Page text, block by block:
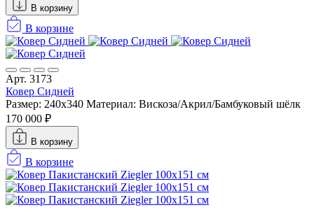
В корзину
В корзине
Арт. 3173
Ковер Сидней
Размер: 240x340 Материал: Вискоза/Акрил/Бамбуковый шёлк
170 000 ₽
В корзину
В корзине